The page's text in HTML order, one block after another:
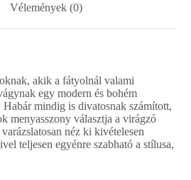
Vélemények (0)
akik a fátyolnál valami
egy modern és bohém
mindig is divatosnak számított,
menyasszony választja a virágzó
néz ki kivételesen
teljesen egyénre szabható a stílusa,